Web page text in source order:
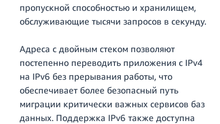
пропускной способностью и хранилищем,
обслуживающие тысячи запросов в секунду.
Адреса с двойным стеком позволяют
постепенно переводить приложения с IPv4
на IPv6 без прерывания работы, что
обеспечивает более безопасный путь
миграции критически важных сервисов баз
данных. Поддержка IPv6 также доступна